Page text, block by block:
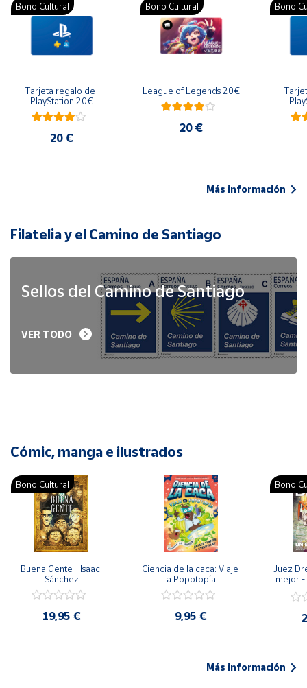
Bono Cultural
Tarjeta regalo de
PlayStation 20€
20 €
Bono Cultural
League of Legends 20€
20 €
Bono
Más información
Filatelia y el Camino de Santiago
Sellos del Camino de Santiago
VER TODO
Cómic, manga e ilustrados
Bono Cultural
Buena Gente - Isaac
Sánchez
19,95 €
Ciencia de la caca: Viaje
a Popotopía
9,95 €
Bono
Juez
mejor -
Más información